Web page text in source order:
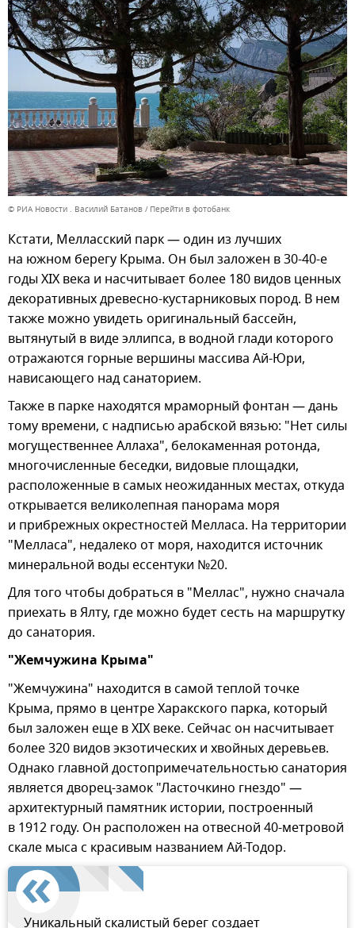
© РИА Новости . Василий Батанов Перейти в фотобанк
Кстати, Мелласский парк — один из лучших
на южном берегу Крыма. Он был заложен в 30-40-е
годы XIX века и насчитывает более 180 видов ценных
декоративных древесно-кустарниковых пород. В нем
также можно увидеть оригинальный бассейн,
вытянутый в виде эллипса, в водной глади которого
отражаются горные вершины массива Ай-Юри,
нависающего над санаторием.
Также в парке находятся мраморный фонтан — дань
тому времени, с надписью арабской вязью: "Нет силы
могущественнее Аллаха", белокаменная ротонда,
многочисленные беседки, видовые площадки,
расположенные в самых неожиданных местах, откуда
открывается великолепная панорама моря
и прибрежных окрестностей Мелласа. На территории
"Мелласа", недалеко от моря, находится источник
минеральной воды ессентуки №20.
Для того чтобы добраться в "Меллас", нужно сначала
приехать в Ялту, где можно будет сесть на маршрутку
до санатория.
"Жемчужина Крыма"
"Жемчужина" находится в самой теплой точке
Крыма, прямо в центре Харакского парка, который
был заложен еще в XIX веке. Сейчас он насчитывает
более 320 видов экзотических и хвойных деревьев.
Однако главной достопримечательностью санатория
является дворец-замок "Ласточкино гнездо" —
архитектурный памятник истории, построенный
в 1912 году. Он расположен на отвесной 40-метровой
скале мыса с красивым названием Ай-Тодор.
Уникальный скалистый берег создает